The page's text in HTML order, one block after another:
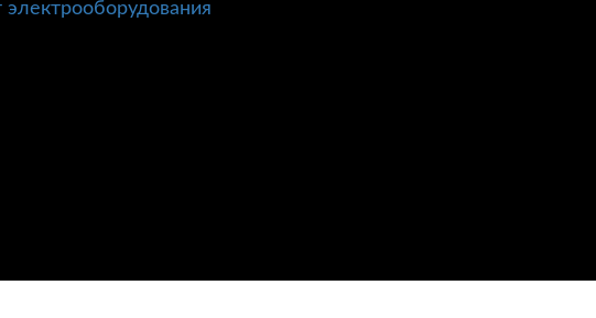
электрооборудования